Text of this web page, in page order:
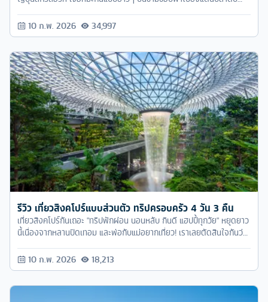
ประเทศญี่ปุ่นสุดฮิตอันดับหนึ่งตลอดกาลของนักท่องเที่ยวชาวไทย ที่ไม่ว่า
จะฤดูไหนๆ ก็น่าไปทั้งนั้น และในวันนี้ที่ไทยเราอากาศร้อนฝุดๆ แต่จะบอก
ว่าที่ญี่ปุ่น หิมะเค้ายังตกอยู่เลยแก! มาดูกันว่าที่ไหน
10 ก.พ. 2026 34,997
รีวิว เที่ยวสิงคโปร์แบบส่วนตัว ทริปครอบครัว 4 วัน 3 คืน
เที่ยวสิงคโปร์กันเถอะ "ทริปพักผ่อน นอนหลับ กินดี แฮปปี้ทุกวัย" หยุดยาว
นี้เนื่องจากหลานปิดเทอม และพ่อกับแม่อยากเที่ยว! เราเลยตัดสินใจกันว่า
10 ก.พ. 2026 18,213